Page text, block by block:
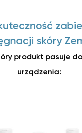
skóry
produkt pasuje
urządzenia: